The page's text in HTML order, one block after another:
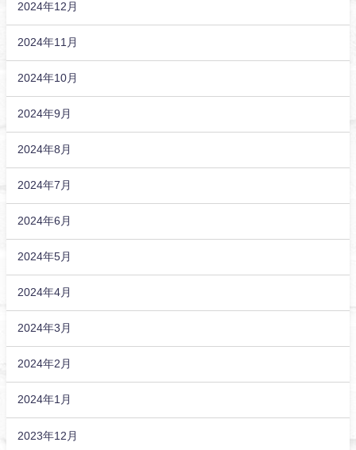
2024年12月
2024年11月
2024年10月
2024年9月
2024年8月
2024年7月
2024年6月
2024年5月
2024年4月
2024年3月
2024年2月
2024年1月
2023年12月